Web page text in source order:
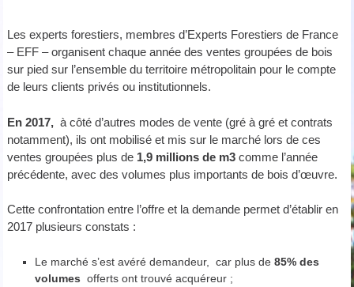
Les experts forestiers, membres d’Experts Forestiers de France
– EFF – organisent chaque année des ventes groupées de bois
sur pied sur l’ensemble du territoire métropolitain pour le compte
de leurs clients privés ou institutionnels.
En 2017, à côté d’autres modes de vente (gré à gré et contrats
notamment), ils ont mobilisé et mis sur le marché lors de ces
ventes groupées plus de 1,9 millions de m3comme l’année
précédente, avec des volumes plus importants de bois d’œuvre.
Cette confrontation entre l’offre et la demande permet d’établir en
2017 plusieurs constats :
Le marché s’est avéré demandeur, car plus de 85% des
volumes offerts ont trouvé acquéreur ;